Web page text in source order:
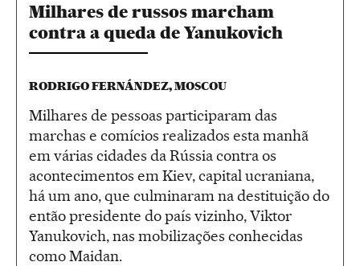
Milhares de russos marcham
contra a queda de Yanukovich
RODRIGO FERNÁNDEZ, MOSCOU
Milhares de pessoas participaram das
marchas e comícios realizados esta manhã
em várias cidades da Rússia contra os
acontecimentos em Kiev, capital ucraniana,
há um ano, que culminaram na destituição do
então presidente do país vizinho, Viktor
Yanukovich, nas mobilizações conhecidas
como Maidan.